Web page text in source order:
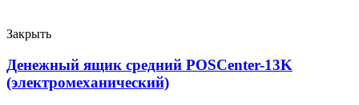
Закрыть
Денежный ящик средний POSCenter-13K
(электромеханический)